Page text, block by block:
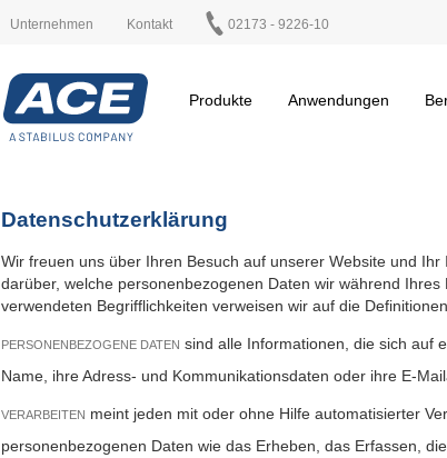
Unternehmen Kontakt 02173 - 9226-10
Produkte Anwendungen
Datenschutzerklärung
Wir freuen uns über Ihren Besuch auf unserer Website und
darüber, welche personenbezogenen Daten wir während
verwendeten Begrifflichkeiten verweisen wir auf die
PERSONENBEZOGENE DATEN sind alle Informationen, die sich auf
Name, ihre Adress- und Kommunikationsdaten oder ihre E-
VERARBEITEN meint jeden mit oder ohne Hilfe automatisierter
personenbezogenen Daten wie das Erheben, das Erfassen,